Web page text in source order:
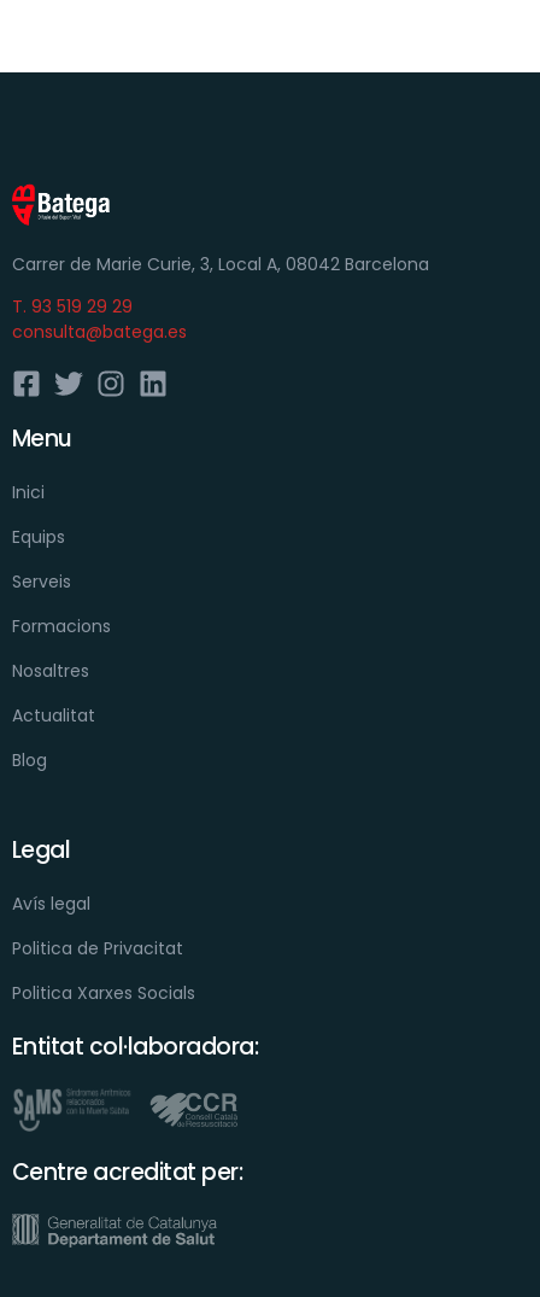
Carrer de Marie Curie, 3, Local A, 08042 Barcelona
T. 93 519 29 29
consulta@batega.es
Menu
Inici
Equips
Serveis
Formacions
Nosaltres
Actualitat
Blog
Legal
Avís legal
Politica de Privacitat
Politica Xarxes Socials
Entitat col·laboradora:
Centre acreditat per: